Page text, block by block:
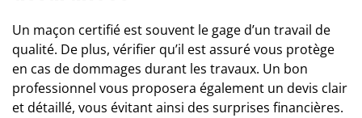
Un maçon certifié est souvent le gage d’un travail de
qualité. De plus, vérifier qu’il est assuré vous protège
en cas de dommages durant les travaux. Un bon
professionnel vous proposera également un devis clair
et détaillé, vous évitant ainsi des surprises financières.